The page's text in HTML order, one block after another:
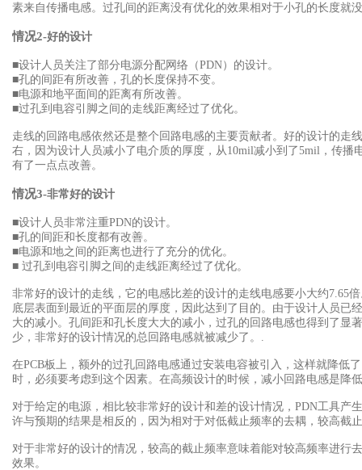
素来自传播电感。过孔间的距离没有优化的效果相对于小孔的长度就
情况2-好的设计
■设计人员关注了部分电源分配网络（PDN）的设计。
■孔的间距有所改善，孔的长度保持不变。
■电源和地平面间的距离有所改善。
■过孔到电容引脚之间的走线距离经过了优化。
走线的回路电感依然还是整个回路电感的主要贡献者。好的设计的走
右，因为设计人员减小了电介质的厚度，从10mil减小到了5mil，传
有了一点点改善。
情况3-非常好的设计
■设计人员非常注重PDN的设计。
■孔的间距和长度都有改善。
■电源和地之间的距离也进行了充分的优化。
■ 过孔到电容引脚之间的走线距离经过了优化。
非常好的设计的走线，它的电感比差的设计的走线电感要小大约7.65
底层表面到最近的平面层的厚度，因此达到了目的。由于设计人员已
大的减小。孔间距和孔长度大大的减小，过孔的回路电感也得到了显
少，非常好的设计情况的总回路电感就被减少了。.
在PCB板上，额外的过孔回路电感通过安装电容被引入，这样就降低
时，必须要考虑到这个因素。在高频设计的时候，减小回路电感是降
对于给定的电源，相比较非常好的设计和差的设计情况，PDN工具产
许与预期的结果是相反的，因为相对于对低截止频率的去耦，较高截
对于非常好的设计的情况，较高的截止频率意味着能对较高频率进行
效果。